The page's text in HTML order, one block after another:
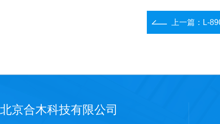
上一篇： L-
北京合木科技有限公司